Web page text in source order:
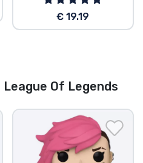
€ 19.19
Of Legends